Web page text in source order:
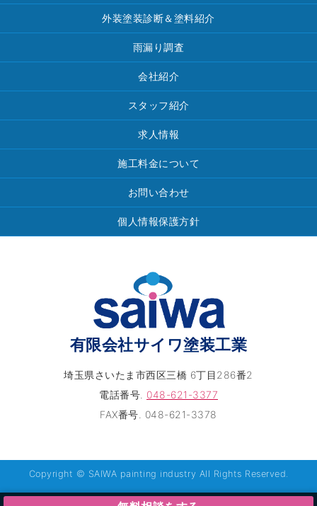
外装塗装診断＆塗料紹介
雨漏り調査
会社紹介
スタッフ紹介
求人情報
施工料金について
お問い合わせ
個人情報保護方針
有限会社サイワ塗装工業
埼玉県さいたま市西区三橋 6丁目286番2
電話番号. 048-621-3377
FAX番号. 048-621-3378
Copyright © SAIWA painting industry All Rights Reserved.